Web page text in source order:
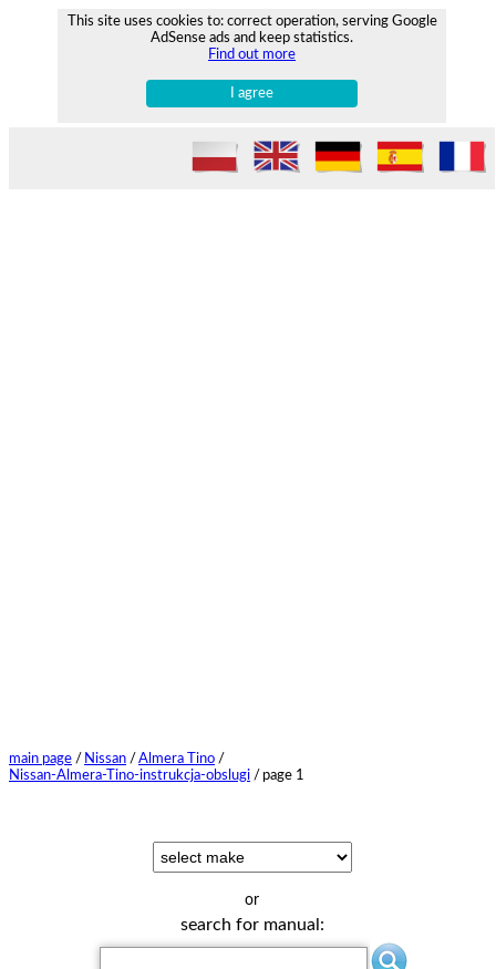
This site uses cookies to: correct operation, serving Google
AdSense ads and keep statistics.
Find out more
I agree
main page / Nissan / Almera Tino /
Nissan-Almera-Tino-instrukcja-obslugi / page 1
or
search for manual: